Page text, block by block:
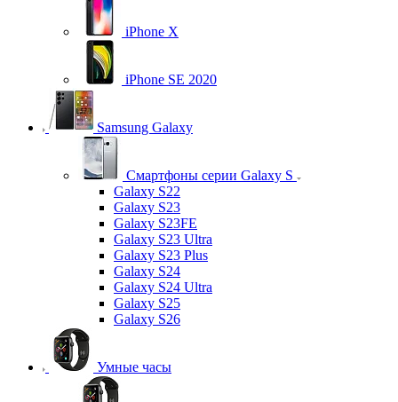
iPhone X
iPhone SE 2020
Samsung Galaxy
Смартфоны серии Galaxy S
Galaxy S22
Galaxy S23
Galaxy S23FE
Galaxy S23 Ultra
Galaxy S23 Plus
Galaxy S24
Galaxy S24 Ultra
Galaxy S25
Galaxy S26
Умные часы